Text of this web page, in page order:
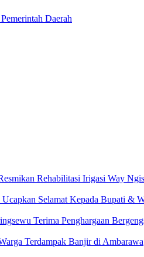
Daerah
Rehabilitasi Irigasi Way
Selamat Kepada Bupati &
Terima Penghargaan
Terdampak Banjir di Ambarawa